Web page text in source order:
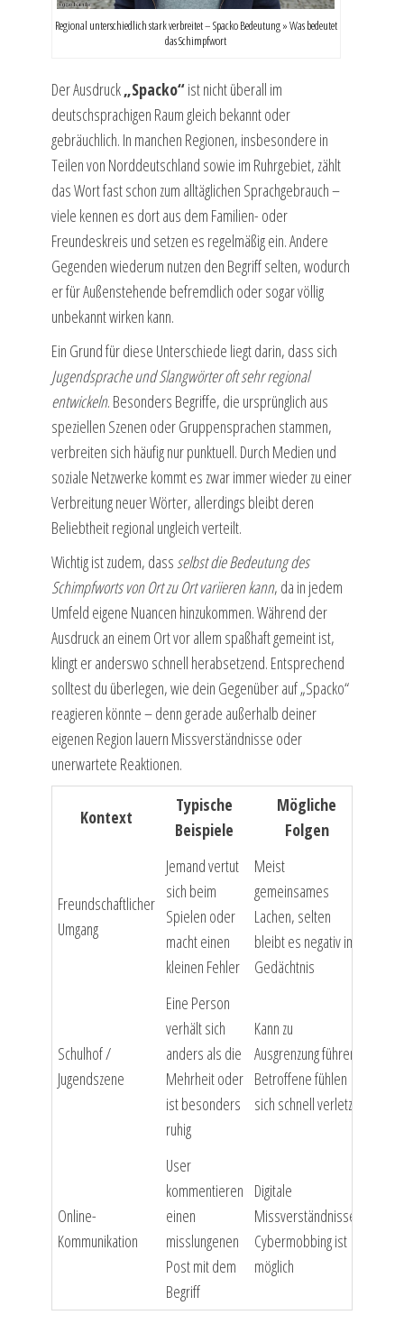
Regional unterschiedlich stark verbreitet – Spacko Bedeutung » Was bedeutet
das Schimpfwort
Der Ausdruck„Spacko“ist nicht überall im
deutschsprachigen Raum gleich bekannt oder
gebräuchlich. In manchen Regionen, insbesondere in
Teilen von Norddeutschland sowie im Ruhrgebiet, zählt
das Wort fast schon zum alltäglichen Sprachgebrauch –
viele kennen es dort aus dem Familien- oder
Freundeskreis und setzen es regelmäßig ein. Andere
Gegenden wiederum nutzen den Begriff selten, wodurch
er für Außenstehende befremdlich oder sogar völlig
unbekannt wirken kann.
Ein Grund für diese Unterschiede liegt darin, dass sich
Jugendsprache und Slangwörter oft sehr regional
entwickeln. Besonders Begriffe, die ursprünglich aus
speziellen Szenen oder Gruppensprachen stammen,
verbreiten sich häufig nur punktuell. Durch Medien und
soziale Netzwerke kommt es zwar immer wieder zu einer
Verbreitung neuer Wörter, allerdings bleibt deren
Beliebtheit regional ungleich verteilt.
Wichtig ist zudem, dassselbst die Bedeutung des
Schimpfworts von Ort zu Ort variieren kann, da in jedem
Umfeld eigene Nuancen hinzukommen. Während der
Ausdruck an einem Ort vor allem spaßhaft gemeint ist,
klingt er anderswo schnell herabsetzend. Entsprechend
solltest du überlegen, wie dein Gegenüber auf „Spacko“
reagieren könnte – denn gerade außerhalb deiner
eigenen Region lauern Missverständnisse oder
unerwartete Reaktionen.
Kontext
Typische
Beispiele
Mögliche
Folgen
Freundschaftlicher
Umgang
Jemand vertut
sich beim
Spielen oder
macht einen
kleinen Fehler
Meist
gemeinsames
Lachen, selten
bleibt es negativ im
Gedächtnis
Schulhof /
Jugendszene
Eine Person
verhält sich
anders als die
Mehrheit oder
ist besonders
ruhig
Kann zu
Ausgrenzung führen,
Betroffene fühlen
sich schnell verletzt
Online-
Kommunikation
User
kommentieren
einen
misslungenen
Post mit dem
Begriff
Digitale
Missverständnisse,
Cybermobbing ist
möglich